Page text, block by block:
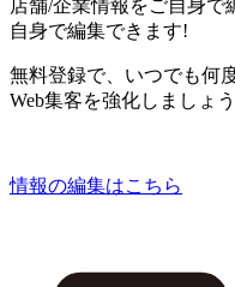
店舗/企業情報をご自身で
自身で編集できます!
無料登録で、いつでも何
Web集客を強化しましょう
情報の編集はこちら